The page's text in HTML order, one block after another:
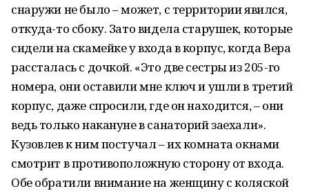
снаружи не было – может, с территории явился,
откуда-то сбоку. Зато видела старушек, которые
сидели на скамейке у входа в корпус, когда Вера
рассталась с дочкой. «Это две сестры из 205-го
номера, они оставили мне ключ и ушли в третий
корпус, даже спросили, где он находится, – они
ведь только накануне в санаторий заехали».
Кузовлев к ним постучал – их комната окнами
смотрит в противоположную сторону от входа.
Обе обратили внимание на женщину с коляской